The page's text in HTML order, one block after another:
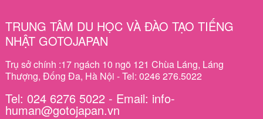
TRUNG TÂM DU HỌC VÀ ĐÀO TẠO TIẾNG
NHẬT GOTOJAPAN
Trụ sở chính :17 ngách 10 ngõ 121 Chùa Láng, Láng
Thượng, Đống Đa, Hà Nội - Tel: 0246 276.5022
Tel: 024 6276 5022 - Email: info-
human@gotojapan.vn